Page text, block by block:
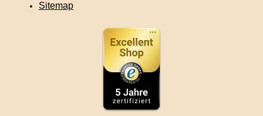
Sitemap